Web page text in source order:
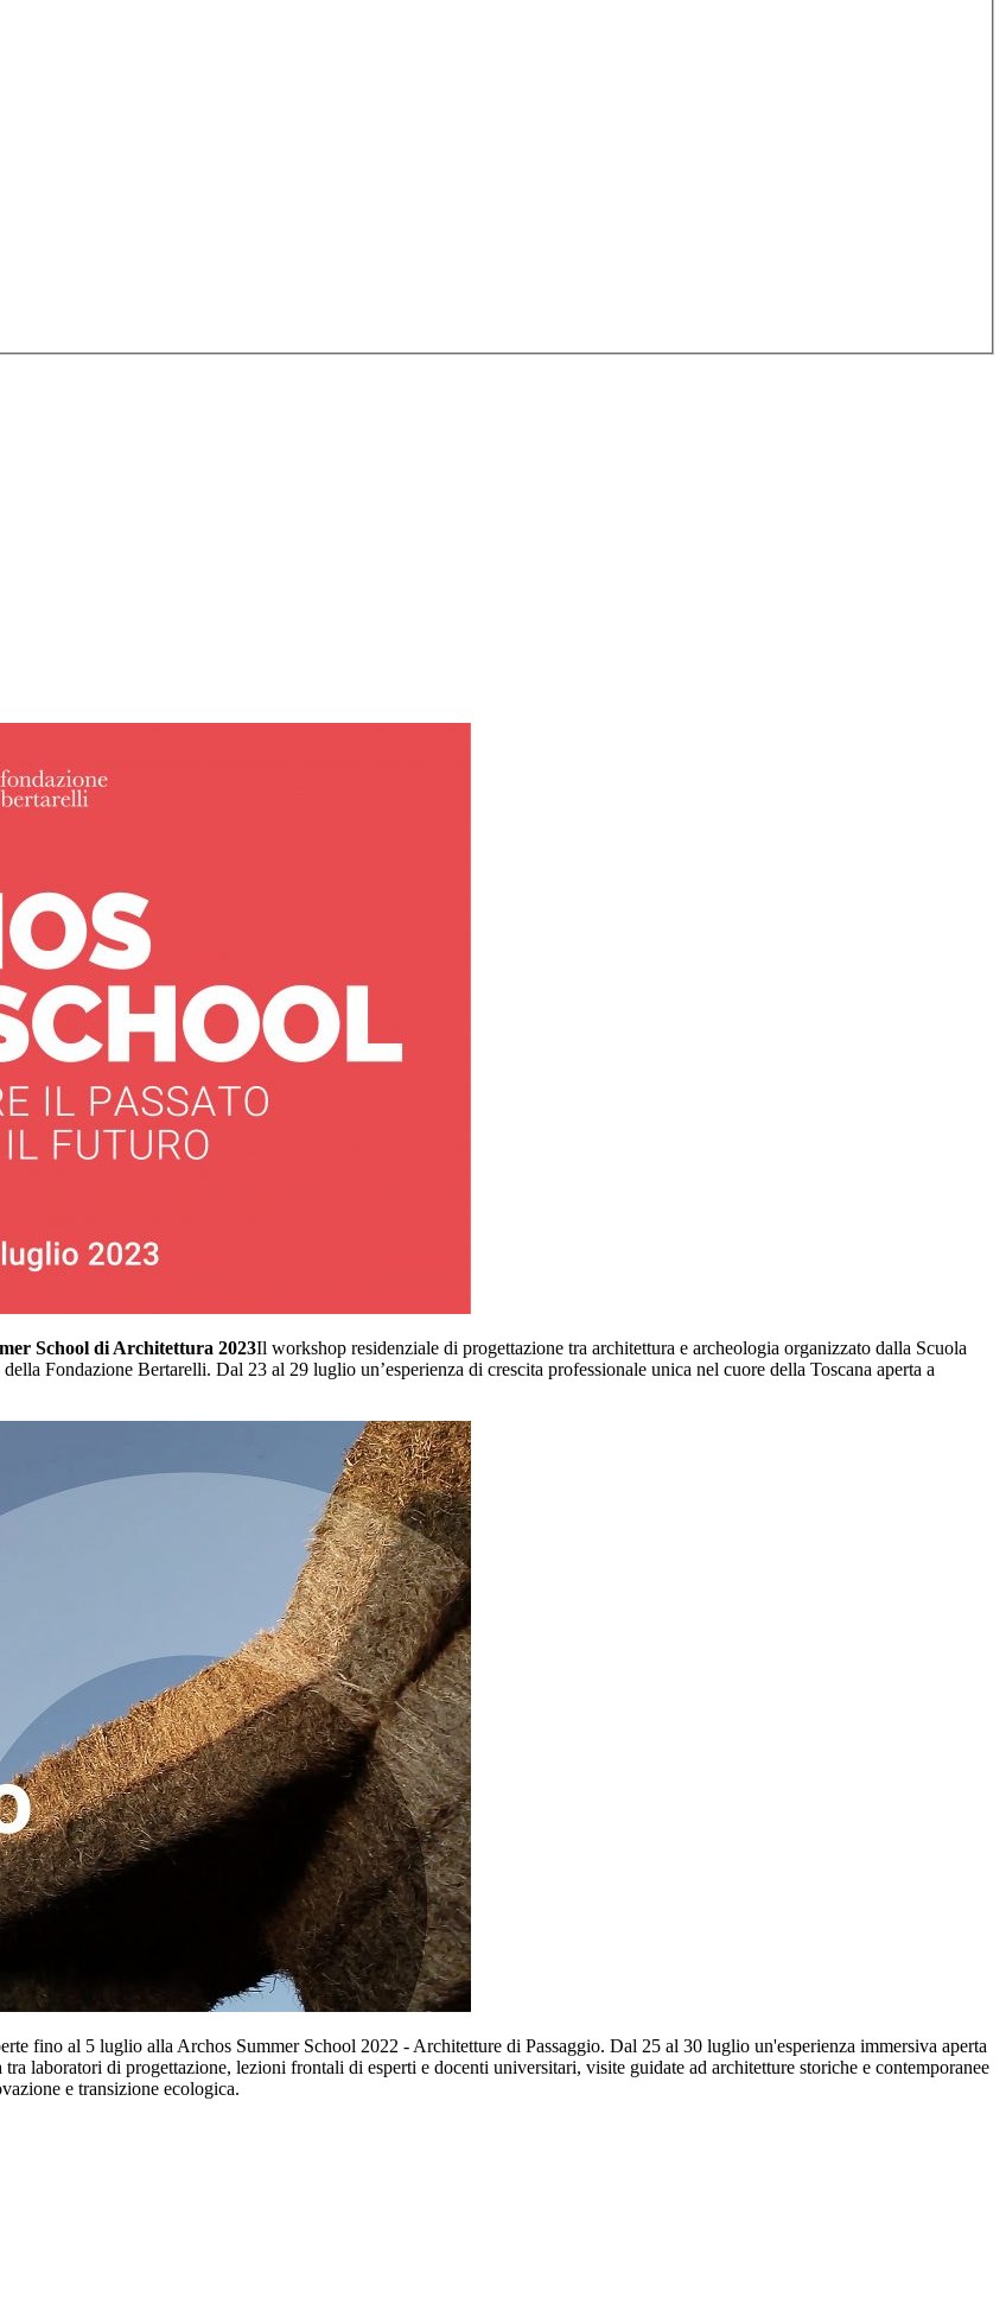
School di Architettura 2023Il workshop residenziale di progettazione tra architettura e archeologia organizzato dalla Scuola
Fondazione Bertarelli. Dal 23 al 29 luglio un’esperienza di crescita professionale unica nel cuore della Toscana aperta a
fino al 5 luglio alla Archos Summer School 2022 - Architetture di Passaggio. Dal 25 al 30 luglio un'esperienza immersiva aperta
laboratori di progettazione, lezioni frontali di esperti e docenti universitari, visite guidate ad architetture storiche e contemporanee
e transizione ecologica.